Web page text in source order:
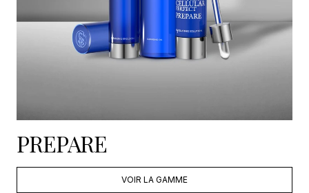
PREPARE
VOIR LA GAMME